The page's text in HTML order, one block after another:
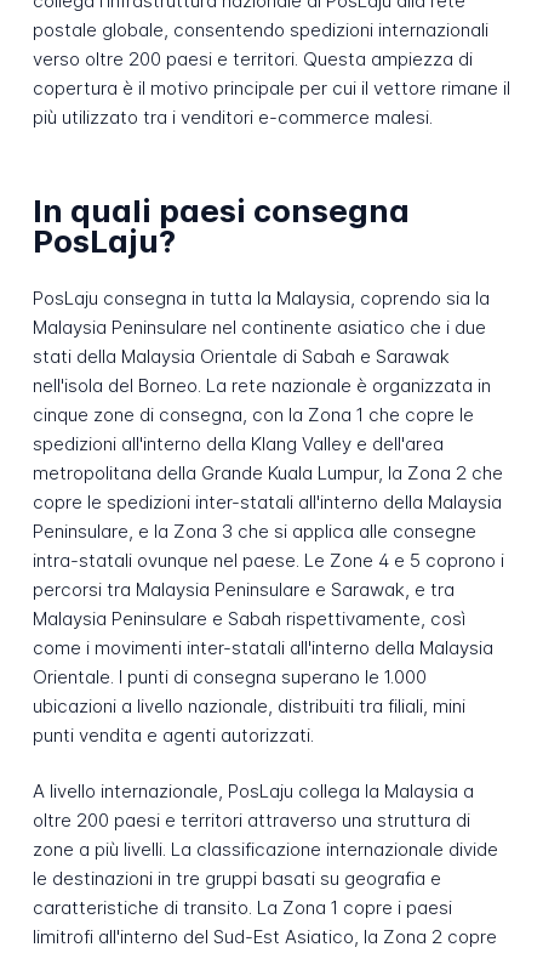
postale globale, consentendo spedizioni internazionali
verso oltre 200 paesi e territori. Questa ampiezza di
copertura è il motivo principale per cui il vettore rimane il
più utilizzato tra i venditori e-commerce malesi.
In quali paesi consegna
PosLaju?
PosLaju consegna in tutta la Malaysia, coprendo sia la
Malaysia Peninsulare nel continente asiatico che i due
stati della Malaysia Orientale di Sabah e Sarawak
nell'isola del Borneo. La rete nazionale è organizzata in
cinque zone di consegna, con la Zona 1 che copre le
spedizioni all'interno della Klang Valley e dell'area
metropolitana della Grande Kuala Lumpur, la Zona 2 che
copre le spedizioni inter-statali all'interno della Malaysia
Peninsulare, e la Zona 3 che si applica alle consegne
intra-statali ovunque nel paese. Le Zone 4 e 5 coprono i
percorsi tra Malaysia Peninsulare e Sarawak, e tra
Malaysia Peninsulare e Sabah rispettivamente, così
come i movimenti inter-statali all'interno della Malaysia
Orientale. I punti di consegna superano le 1.000
ubicazioni a livello nazionale, distribuiti tra filiali, mini
punti vendita e agenti autorizzati.
A livello internazionale, PosLaju collega la Malaysia a
oltre 200 paesi e territori attraverso una struttura di
zone a più livelli. La classificazione internazionale divide
le destinazioni in tre gruppi basati su geografia e
caratteristiche di transito. La Zona 1 copre i paesi
limitrofi all'interno del Sud-Est Asiatico, la Zona 2 copre